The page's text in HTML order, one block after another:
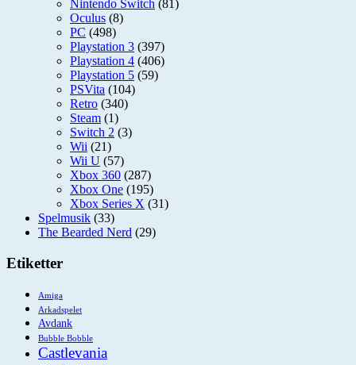
Nintendo Switch (81)
Oculus (8)
PC (498)
Playstation 3 (397)
Playstation 4 (406)
Playstation 5 (59)
PSVita (104)
Retro (340)
Steam (1)
Switch 2 (3)
Wii (21)
Wii U (57)
Xbox 360 (287)
Xbox One (195)
Xbox Series X (31)
Spelmusik (33)
The Bearded Nerd (29)
Etiketter
Amiga
Arkadspelet
Avdank
Bubble Bobble
Castlevania